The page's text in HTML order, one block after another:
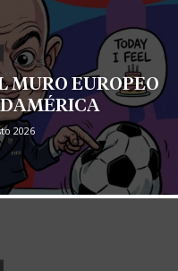
MURO EUROPEO
2026